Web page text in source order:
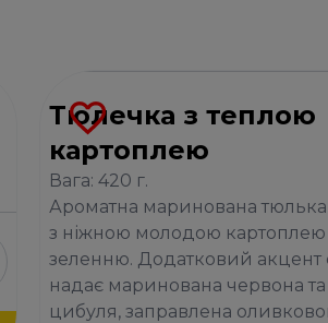
Тюлечка з теплою
картоплею
Вага: 420 г.
Ароматна маринована тюлька
з ніжною молодою
зеленню. Додатковий акцент
надає маринована червона та
цибуля, заправлена